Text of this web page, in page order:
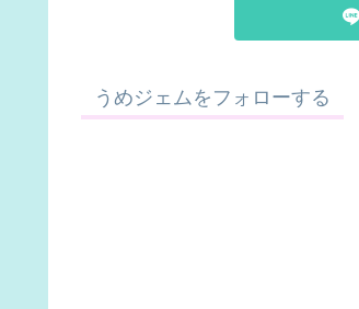
うめジェムをフォローする